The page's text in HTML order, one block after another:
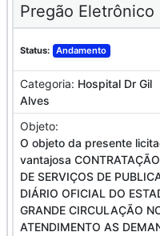
Pregão
Status: Andamento
Categoria: Hospital Dr Gil
Alves
Objeto:
O objeto da presente
vantajosa
DE SERVIÇOS DE
DIÁRIO OFICIAL DO
GRANDE CIRCULAÇÃO
ATENDIMENTO AS